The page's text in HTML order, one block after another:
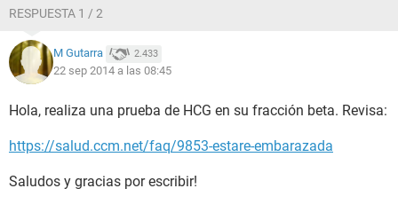
RESPUESTA 1 / 2
M Gutarra 2.433
22 sep 2014 a las 08:45
Hola, realiza una prueba de HCG en su fracción beta. Revisa:
https://salud.ccm.net/faq/9853-estare-embarazada
Saludos y gracias por escribir!